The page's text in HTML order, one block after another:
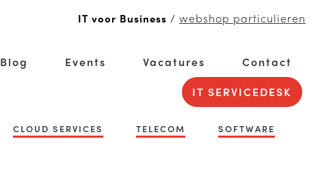
Blog Events Vacatures
Contact
IT SERVICEDESK
CLOUD SERVICES TELECOM SOFTWARE
IT voor Business / webshop particulieren